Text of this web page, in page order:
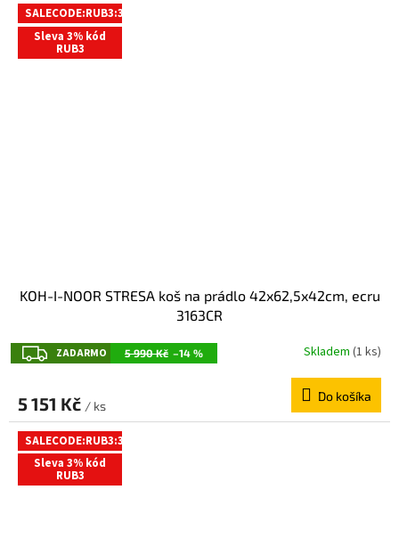
SALECODE:RUB3:3:%
Sleva 3% kód
RUB3
Z
D
A
R
M
ZADARMO 5 990 Kč –14 %
KOH-I-NOOR STRESA koš na prádlo 42x62,5x42cm, ecru
3163CR
Skladem (1 ks)
5 151 Kč / ks
Do košíka
SALECODE:RUB3:3:%
Sleva 3% kód
RUB3